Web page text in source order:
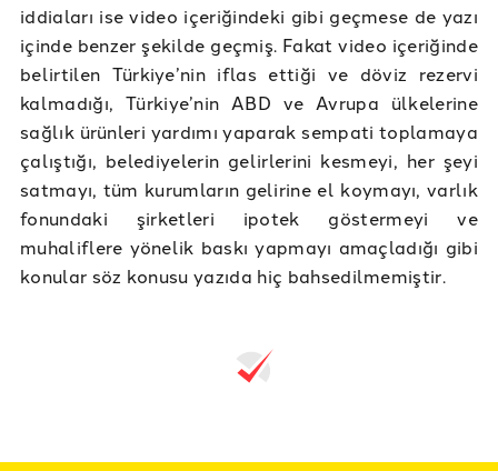
iddiaları ise video içeriğindeki gibi geçmese de yazı
içinde benzer şekilde geçmiş. Fakat video içeriğinde
belirtilen Türkiye’nin iflas ettiği ve döviz rezervi
kalmadığı, Türkiye’nin ABD ve Avrupa ülkelerine
sağlık ürünleri yardımı yaparak sempati toplamaya
çalıştığı, belediyelerin gelirlerini kesmeyi, her şeyi
satmayı, tüm kurumların gelirine el koymayı, varlık
fonundaki şirketleri ipotek göstermeyi ve
muhaliflere yönelik baskı yapmayı amaçladığı gibi
konular söz konusu yazıda hiç bahsedilmemiştir.